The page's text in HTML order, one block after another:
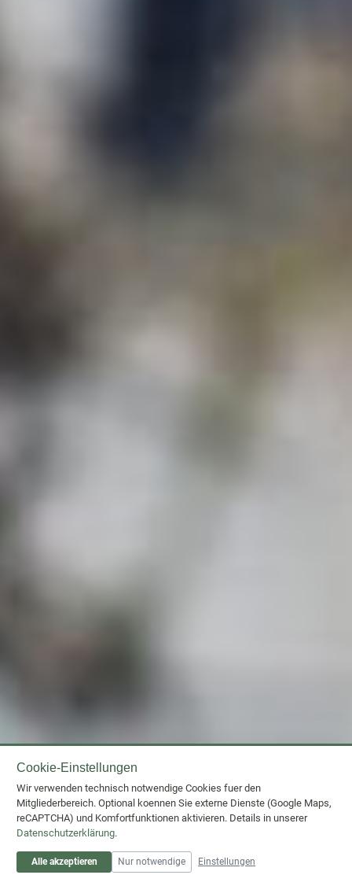
Cookie-Einstellungen
Wir verwenden technisch notwendige Cookies fuer den
Mitgliederbereich. Optional koennen Sie externe Dienste (Google Maps,
reCAPTCHA) und Komfortfunktionen aktivieren. Details in unserer
Datenschutzerklärung.
Alle akzeptieren Nur notwendige Einstellungen